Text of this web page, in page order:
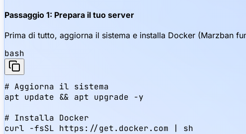
Passaggio 1: Prepara il tuo server
Prima di tutto, aggiorna il sistema e installa Docker (Marzban
bash
# Aggiorna il sistema
apt update && apt upgrade -y
# Installa Docker
curl -fsSL https://get.docker.com | sh